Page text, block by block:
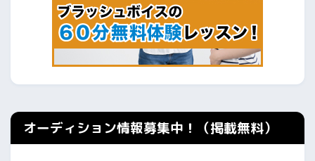
オーディション情報募集中！（掲載無料）